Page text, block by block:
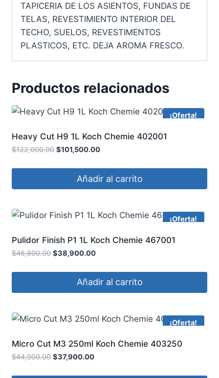
TAPICERIA DE LOS ASIENTOS, FUNDAS DE
TELAS, REVESTIMIENTO INTERIOR DEL
TECHO, SUELOS, REVESTIMENTOS
PLASTICOS, ETC. DEJA AROMA FRESCO.
Productos relacionados
¡Oferta!
Heavy Cut H9 1L Koch Chemie 402001
$122,000.00 $101,500.00
Añadir al carrito
¡Oferta!
Pulidor Finish P1 1L Koch Chemie 467001
$46,800.00 $38,900.00
Añadir al carrito
¡Oferta!
Micro Cut M3 250ml Koch Chemie 403250
$44,900.00 $37,900.00